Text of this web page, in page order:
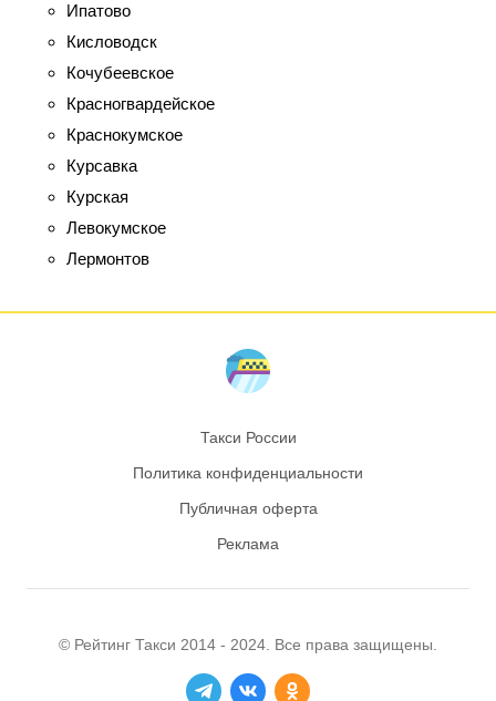
Ипатово
Кисловодск
Кочубеевское
Красногвардейское
Краснокумское
Курсавка
Курская
Левокумское
Лермонтов
Такси России
Политика конфиденциальности
Публичная оферта
Реклама
© Рейтинг Такси 2014 - 2024. Все права защищены.